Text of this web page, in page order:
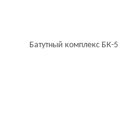
Батутный комплекс БК-5